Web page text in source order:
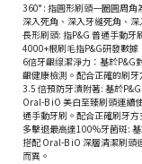
360° : 指圓形刷頭一圈圓周角
深入死角、深入牙縫死角、
長形刷頭: 指P&G 普通手動牙
4000+根刷毛指P&G研發數據
6倍牙齦缐潔淨力：基於
齦健康檢測。配合正確的刷
3.5 倍預防牙漬附著: 基於
Oral-B iO 美白至臻刷頭連續
通手動牙刷。配合正確刷牙
多擊退最高達100%牙菌斑:
搭配 Oral-B iO 深層清潔刷頭
而異。